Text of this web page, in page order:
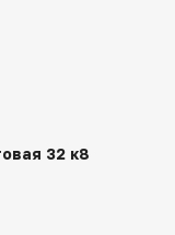
32 к8